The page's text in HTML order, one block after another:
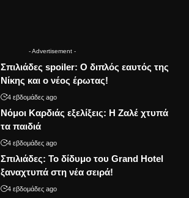
- Advertisement -
Σπιλιάδες spoiler: Ο διπλός εαυτός της
Νίκης και ο νέος έρωτας!
4 εβδομάδες ago
Νόμοι Καρδιάς εξελίξεις: Η Ζαλέ χτυπά
τα παιδιά
4 εβδομάδες ago
Σπιλιάδες: Το δίδυμο του Grand Hotel
ξαναχτυπά στη νέα σειρά!
4 εβδομάδες ago